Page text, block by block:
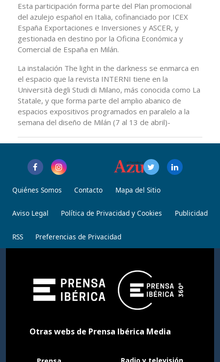
Esta participación forma parte del Plan promocional
del azulejo español en Italia, cofinanciado por ICEX
España Exportaciones e Inversiones y ASCER, y
gestionada en destino por la Oficina Económica y
Comercial de España en Milán.
La instalación The light in the darkness se enmarca en
el espacio que la revista INTERNI tiene en la
Università degli Studi di Milano, más conocida como La
Statale, y que forma parte del amplio abanico de
espacios expositivos programados en paralelo a la
semana del diseño de Milán (7 al 13 de abril)-
Quiénes Somos Contacto Mapa del Sitio
Aviso Legal Política de Privacidad y Cookies Publicidad
RSS Preferencias de Privacidad
Otras webs de Prensa Ibérica Media
Radio y televisión